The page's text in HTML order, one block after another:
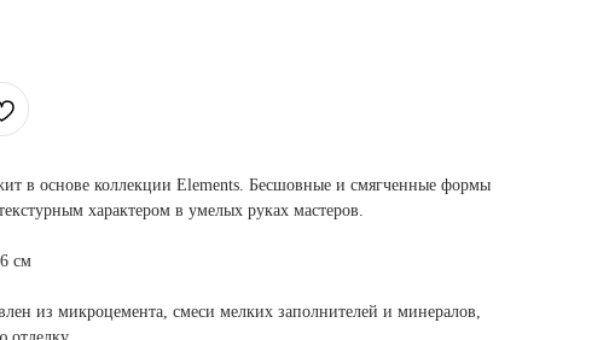
в основе коллекции Elements. Бесшовные и смягченные формы
характером в умелых руках мастеров.
см
из микроцемента, смеси мелких заполнителей и минералов,